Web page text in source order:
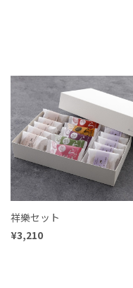
祥樂セット
¥3,210